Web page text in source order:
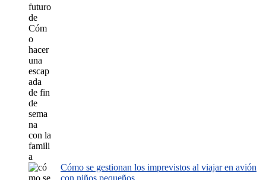
Cómo se gestionan los imprevistos al viajar en avión
con niños pequeños